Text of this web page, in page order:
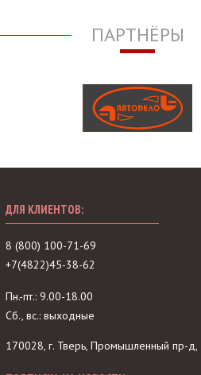
ПАРТНЁРЫ
ДЛЯ КЛИЕНТОВ:
8 (800) 100-71-69
+7(4822)45-38-62
Пн.-пт.: 9.00-18.00
Сб., вс.: выходные
170028, г. Тверь, Промышленный пр-д,